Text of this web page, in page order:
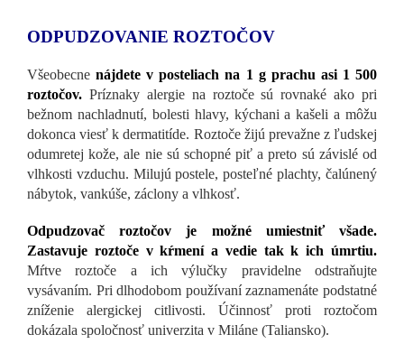
ODPUDZOVANIE ROZTOČOV
Všeobecnenájdete v posteliach na 1 g prachu asi 1 500
roztočov. Príznaky alergie na roztoče sú rovnaké ako pri
bežnom nachladnutí, bolesti hlavy, kýchani a kašeli a môžu
dokonca viesť k dermatitíde. Roztoče žijú prevažne z ľudskej
odumretej kože, ale nie sú schopné piť a preto sú závislé od
vlhkosti vzduchu. Milujú postele, posteľné plachty, čalúnený
nábytok, vankúše, záclony a vlhkosť.
Odpudzovač roztočov je možné umiestniť všade.
Zastavuje roztoče v kŕmení a vedie tak k ich úmrtiu.
Mŕtve roztoče a ich výlučky pravidelne odstraňujte
vysávaním. Pri dlhodobom používaní zaznamenáte podstatné
zníženie alergickej citlivosti. Účinnosť proti roztočom
dokázala spoločnosť univerzita v Miláne (Taliansko).